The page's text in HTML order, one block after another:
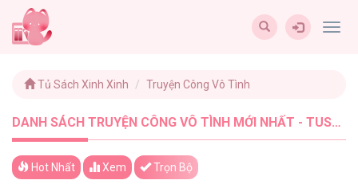
Tủ Sách Xinh Xinh Truyện Công Vô Tình
DANH SÁCH TRUYỆN CÔNG VÔ TÌNH MỚI NHẤT - TUSACHXINHXINH (1)
Hot Nhất Xem Trọn Bộ